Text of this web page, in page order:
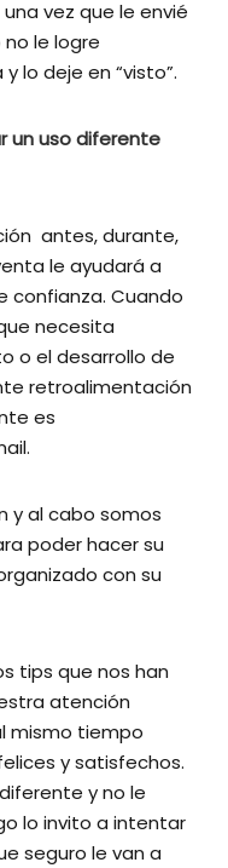
vez que le envié
le logre
lo deje en “visto”.
un uso diferente
antes, durante,
le ayudará a
confianza. Cuando
necesita
o el desarrollo de
retroalimentación
es
y al cabo somos
poder hacer su
con su
tips que nos han
atención
mismo tiempo
y satisfechos.
y no le
lo invito a intentar
seguro le van a